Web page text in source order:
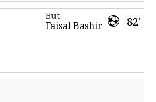
82'
But
Faisal Bashir